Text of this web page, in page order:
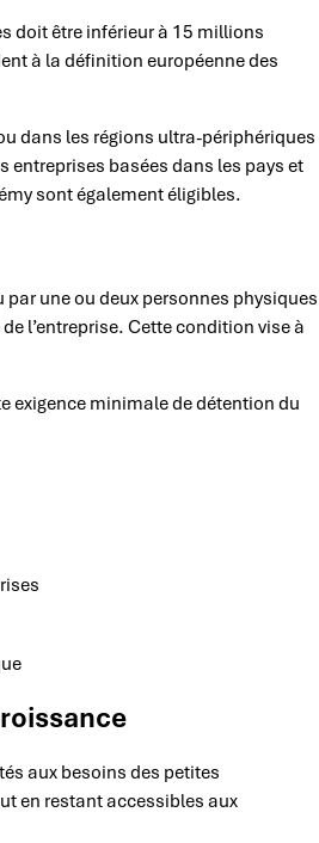
doit être inférieur à 15 millions
à la définition européenne des
dans les régions ultra-périphériques
entreprises basées dans les pays et
sont également éligibles.
une ou deux personnes physiques
l’entreprise. Cette condition vise à
exigence minimale de détention du
aux besoins des petites
en restant accessibles aux